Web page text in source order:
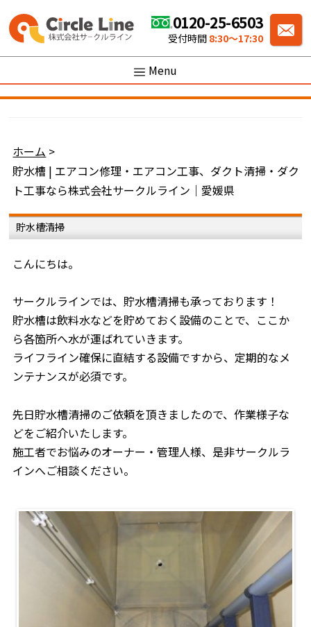
0120-25-6503
受付時間 8:30〜17:30
Menu
ホーム >
貯水槽 | エアコン修理・エアコン工事、ダクト清掃・ダク
ト工事なら株式会社サークルライン｜愛媛県
貯水槽清掃
こんにちは。
サークルラインでは、貯水槽清掃も承っております！
貯水槽は飲料水などを貯めておく設備のことで、ここか
ら各箇所へ水が運ばれていきます。
ライフライン確保に直結する設備ですから、定期的なメ
ンテナンスが必須です。
先日貯水槽清掃のご依頼を頂きましたので、作業様子な
どをご紹介いたします。
施工者でお悩みのオーナー・管理人様、是非サークルラ
インへご相談ください。